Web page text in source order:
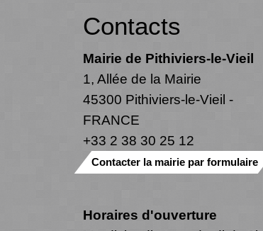
Contacts
Mairie de Pithiviers-le-Vieil
1, Allée de la Mairie
45300 Pithiviers-le-Vieil -
FRANCE
+33 2 38 30 25 12
Contacter la mairie par formulaire
Horaires d'ouverture